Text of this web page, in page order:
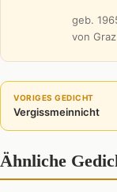
geb.
von
VORIGES GEDICHT
Vergissmeinnicht
Ähnliche